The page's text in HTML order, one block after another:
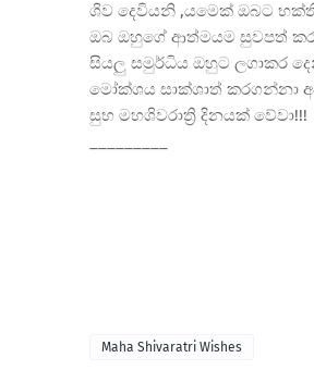
ශිව දෙවියනි ,යමෙක් ඔබට
ඔබ ඔහුගේ ආත්මයම සුවපත්
සියලු සමුර්ධිය ඔහුට ලගාකර
මෝක්ශය සාක්ශාත් කරගන්නා
සුභ මහශිවරාත් රි දිනයක් වේවා!!!
Maha Shivaratri Wishes